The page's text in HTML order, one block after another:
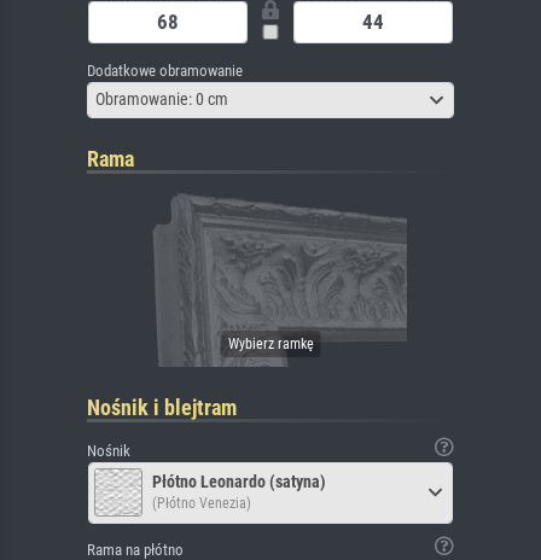
Dodatkowe obramowanie
Obramowanie: 0 cm
Rama
Nośnik i blejtram
Nośnik
Płótno Leonardo (satyna)
(Płótno Venezia)
Rama na płótno